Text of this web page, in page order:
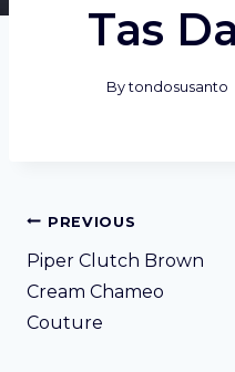
Tas
By tondosusanto
Post
navigation
PREVIOUS
Piper Clutch Brown
Cream Chameo
Couture